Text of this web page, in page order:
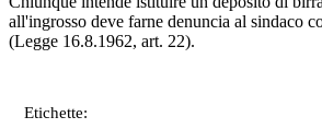
all'ingrosso deve farne denuncia al sindaco
(Legge 16.8.1962, art. 22).
Etichette: